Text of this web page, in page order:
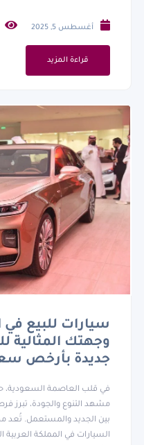
أغسطس 5, 2025
قراءة المزيد
سيارات للبيع
وجهتك المثالية
جديدة بأرخص
في قلب العاصمة السعودية،
مشهد التنوع والجودة، تبرز
بين الجديد والمستعمل. تُعد
السيارات في المملكة